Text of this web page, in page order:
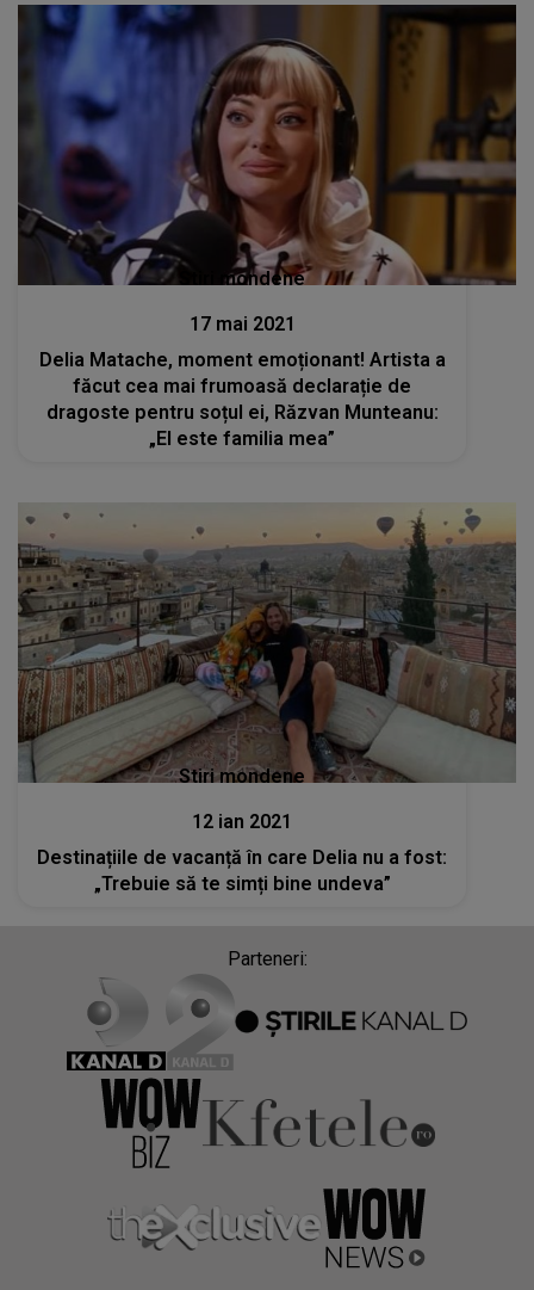
Stiri mondene
17 mai 2021
Delia Matache, moment emoționant! Artista a
făcut cea mai frumoasă declarație de
dragoste pentru soțul ei, Răzvan Munteanu:
„El este familia mea”
Stiri mondene
12 ian 2021
Destinațiile de vacanță în care Delia nu a fost:
„Trebuie să te simți bine undeva”
Parteneri: